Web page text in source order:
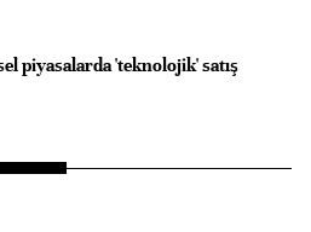
piyasalarda 'teknolojik' satış